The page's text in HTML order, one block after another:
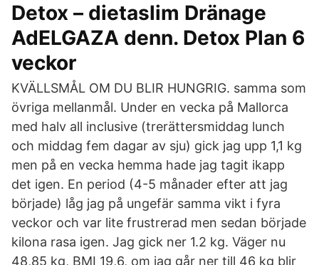
Detox – dietaslim Dränage
AdELGAZA denn. Detox Plan 6
veckor
KVÄLLSMÅL OM DU BLIR HUNGRIG. samma som
övriga mellanmål. Under en vecka på Mallorca
med halv all inclusive (trerättersmiddag lunch
och middag fem dagar av sju) gick jag upp 1,1 kg
men på en vecka hemma hade jag tagit ikapp
det igen. En period (4-5 månader efter att jag
började) låg jag på ungefär samma vikt i fyra
veckor och var lite frustrerad men sedan började
kilona rasa igen. Jag gick ner 1.2 kg. Väger nu
48,85 kg, BMI 19,6, om jag går ner till 46 kg blir